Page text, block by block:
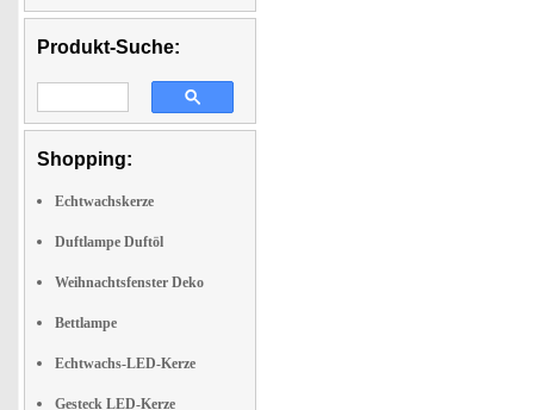
Produkt-Suche:
Shopping:
Echtwachskerze
Duftlampe Duftöl
Weihnachtsfenster Deko
Bettlampe
Echtwachs-LED-Kerze
Gesteck LED-Kerze